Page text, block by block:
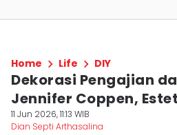
Home Life DIY
Dekorasi Pengajian
Jennifer Coppen,
11 Jun 2026, 11:13 WIB
Dian Septi Arthasalina